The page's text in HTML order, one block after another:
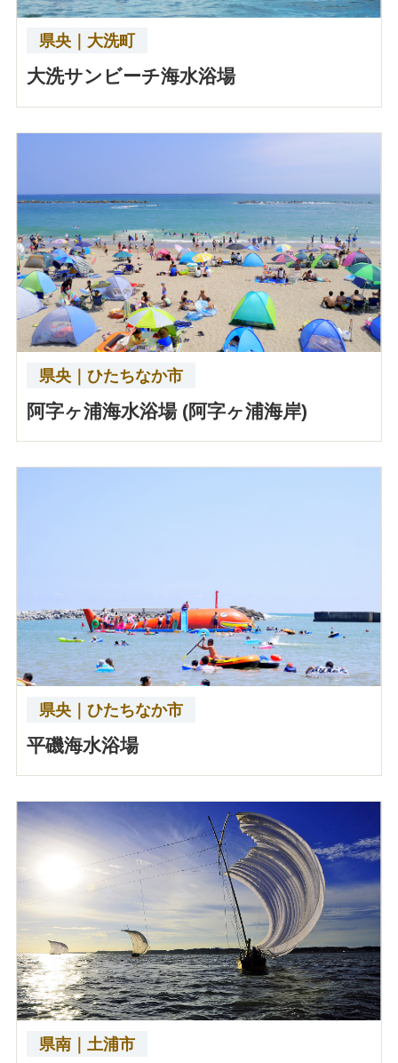
県央｜大洗町
大洗サンビーチ海水浴場
県央｜ひたちなか市
阿字ヶ浦海水浴場 (阿字ヶ浦海岸)
県央｜ひたちなか市
平磯海水浴場
県南｜土浦市